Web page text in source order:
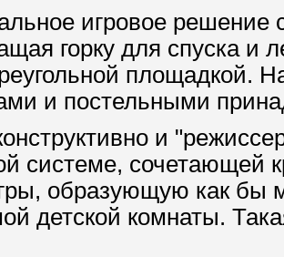
игровое решение
горку для спуска и
площадкой.
и постельными
и
системе,
образующую как бы
детской комнаты.